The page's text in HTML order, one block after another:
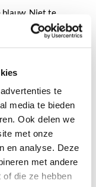
te
media te bieden
Ook delen we
met onze
en analyse. Deze
met andere
die ze hebben
blauw. Niet te
pittige geitenkaas
gewoon zo